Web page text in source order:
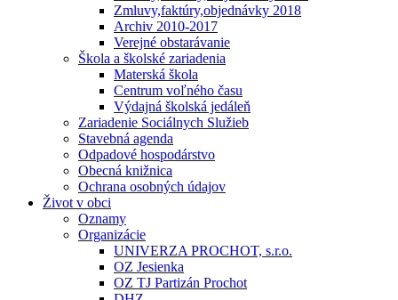
Zmluvy,faktúry,objednávky 2018
Archiv 2010-2017
Verejné obstarávanie
Škola a školské zariadenia
Materská škola
Centrum voľného času
Výdajná školská jedáleň
Zariadenie Sociálnych Služieb
Stavebná agenda
Odpadové hospodárstvo
Obecná knižnica
Ochrana osobných údajov
Život v obci
Oznamy
Organizácie
UNIVERZA PROCHOT, s.r.o.
OZ Jesienka
OZ TJ Partizán Prochot